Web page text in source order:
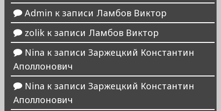
Admin к записи Ламбов Виктор
zolikк записи Ламбов Виктор
Nina к записи Заржецкий Константин
Аполлонович
Nina к записи Заржецкий Константин
Аполлонович